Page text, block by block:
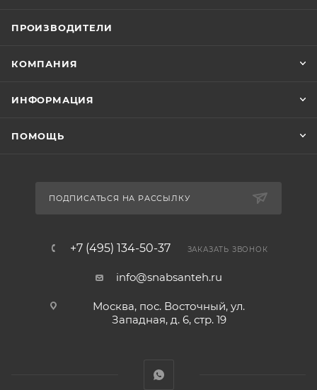
ПРОИЗВОДИТЕЛИ
КОМПАНИЯ
ИНФОРМАЦИЯ
ПОМОЩЬ
ПОДПИСАТЬСЯ НА РАССЫЛКУ
+7 (495) 134-50-37 ЗАКАЗАТЬ ЗВОНОК
info@snabsanteh.ru
Москва, пос. Восточный, ул.
Западная, д. 6, стр. 19